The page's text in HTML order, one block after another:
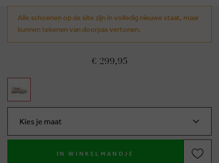
Alle schoenen op de site zijn in volledig nieuwe staat, maar
kunnen tekenen van doorpas vertonen.
€ 299,95
Kies je maat
IN WINKELMANDJE